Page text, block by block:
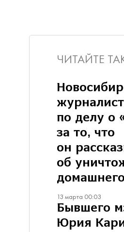
ЧИТАЙТЕ
по делу о
за то, что
он
об
13 марта 00:03
Бывшего
Юрия